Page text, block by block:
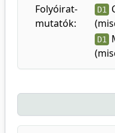
Folyóirat-
mutatók:
D1
D1